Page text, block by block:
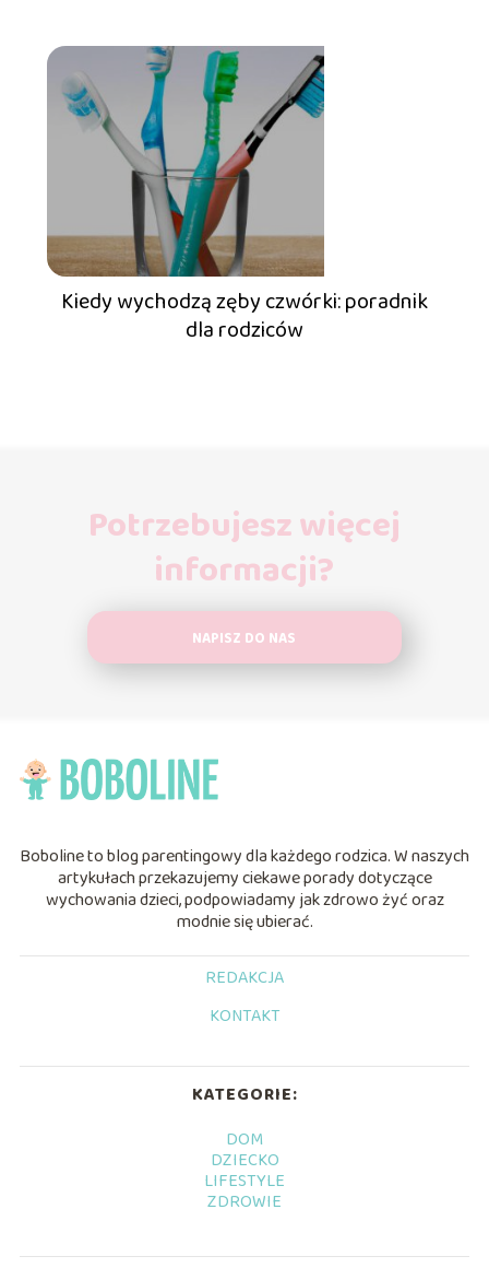
Kiedy wychodzą zęby czwórki: poradnik
dla rodziców
Potrzebujesz więcej
informacji?
NAPISZ DO NAS
Boboline to blog parentingowy dla każdego rodzica. W naszych
artykułach przekazujemy ciekawe porady dotyczące
wychowania dzieci, podpowiadamy jak zdrowo żyć oraz
modnie się ubierać.
REDAKCJA
KONTAKT
KATEGORIE:
DOM
DZIECKO
LIFESTYLE
ZDROWIE